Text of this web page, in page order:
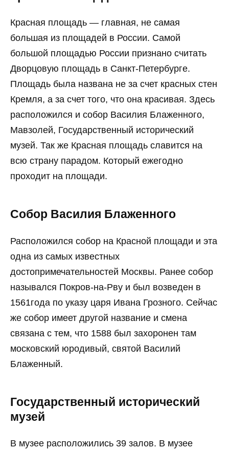
Красная площадь — главная, не самая
большая из площадей в России. Самой
большой площадью России признано считать
Дворцовую площадь в Санкт-Петербурге.
Площадь была названа не за счет красных стен
Кремля, а за счет того, что она красивая. Здесь
расположился и собор Василия Блаженного,
Мавзолей, Государственный исторический
музей. Так же Красная площадь славится на
всю страну парадом. Который ежегодно
проходит на площади.
Собор Василия Блаженного
Расположился собор на Красной площади и эта
одна из самых известных
достопримечательностей Москвы. Ранее собор
назывался Покров-на-Рву и был возведен в
1561года по указу царя Ивана Грозного. Сейчас
же собор имеет другой название и смена
связана с тем, что 1588 был захоронен там
московский юродивый, святой Василий
Блаженный.
Государственный исторический
музей
В музее расположились 39 залов. В музее